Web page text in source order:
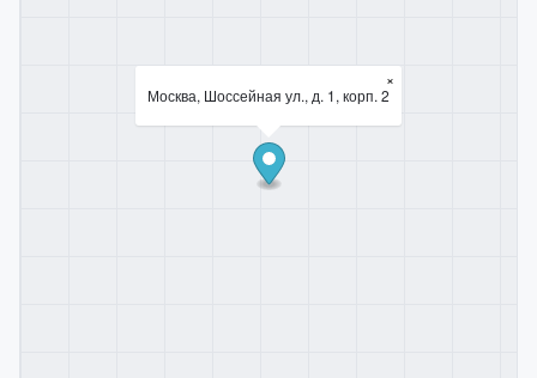
Москва, Шоссейная ул., д. 1, корп. 2
×